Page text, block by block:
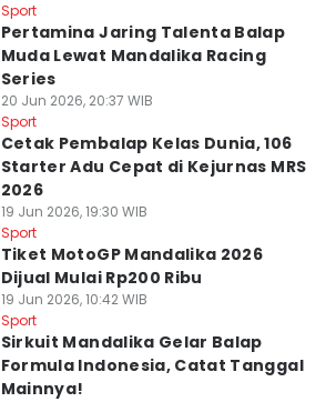
Sport
Pertamina Jaring Talenta Balap
Muda Lewat Mandalika Racing
Series
20 Jun 2026, 20:37 WIB
Sport
Cetak Pembalap Kelas Dunia, 106
Starter Adu Cepat di Kejurnas MRS
2026
19 Jun 2026, 19:30 WIB
Sport
Tiket MotoGP Mandalika 2026
Dijual Mulai Rp200 Ribu
19 Jun 2026, 10:42 WIB
Sport
Sirkuit Mandalika Gelar Balap
Formula Indonesia, Catat Tanggal
Mainnya!